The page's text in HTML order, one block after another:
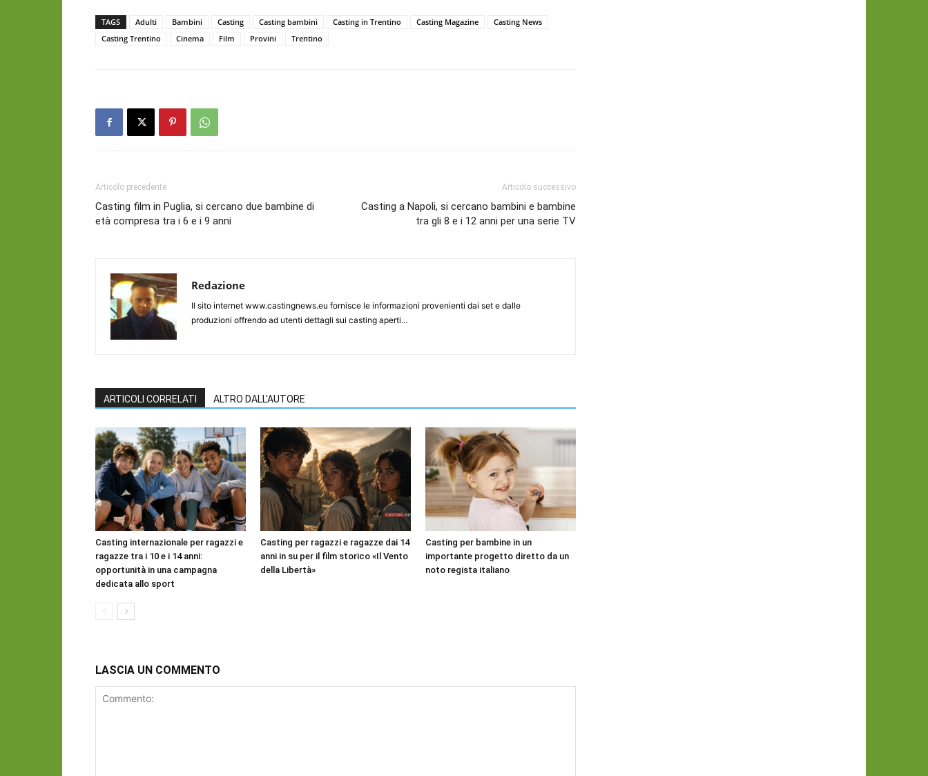
TAGS Adulti Bambini Casting Casting bambini Casting in Trentino Casting Magazine
Casting News
Casting Trentino
Cinema Film Provini Trentino
Articolo precedente
Casting film in Puglia, si cercano due bambine di
età compresa tra i 6 e i 9 anni
Articolo successivo
Casting a Napoli, si cercano bambini e bambine
tra gli 8 e i 12 anni per una serie TV
Redazione
Il sito internet www.castingnews.eu fornisce le informazioni provenienti dai set e dalle
produzioni offrendo ad utenti dettagli sui casting aperti…
ARTICOLI CORRELATI ALTRO DALL'AUTORE
Casting internazionale per ragazzi e
ragazze tra i 10 e i 14 anni:
opportunità in una campagna
dedicata allo sport
Casting per ragazzi e ragazze dai 14
anni in su per il film storico «Il Vento
della Libertà»
Casting per bambine in un
importante progetto diretto da un
noto regista italiano
LASCIA UN COMMENTO